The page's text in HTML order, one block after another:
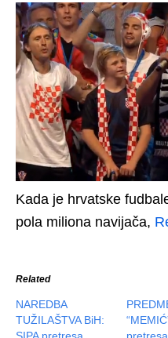
Kada je hrvatske
pola miliona navijača,
Related
NAREDBA
TUŽILAŠTVA BiH: